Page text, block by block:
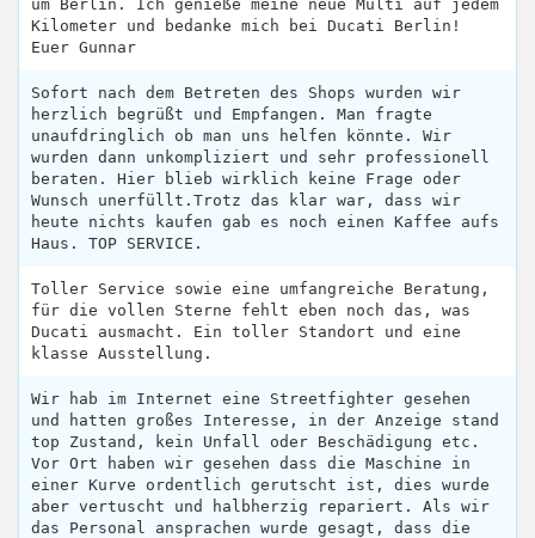
um Berlin. Ich genieße meine neue Multi auf jedem
Kilometer und bedanke mich bei Ducati Berlin!
Euer Gunnar
Sofort nach dem Betreten des Shops wurden wir
herzlich begrüßt und Empfangen. Man fragte
unaufdringlich ob man uns helfen könnte. Wir
wurden dann unkompliziert und sehr professionell
beraten. Hier blieb wirklich keine Frage oder
Wunsch unerfüllt.Trotz das klar war, dass wir
heute nichts kaufen gab es noch einen Kaffee aufs
Haus. TOP SERVICE.
Toller Service sowie eine umfangreiche Beratung,
für die vollen Sterne fehlt eben noch das, was
Ducati ausmacht. Ein toller Standort und eine
klasse Ausstellung.
Wir hab im Internet eine Streetfighter gesehen
und hatten großes Interesse, in der Anzeige stand
top Zustand, kein Unfall oder Beschädigung etc.
Vor Ort haben wir gesehen dass die Maschine in
einer Kurve ordentlich gerutscht ist, dies wurde
aber vertuscht und halbherzig repariert. Als wir
das Personal ansprachen wurde gesagt, dass die